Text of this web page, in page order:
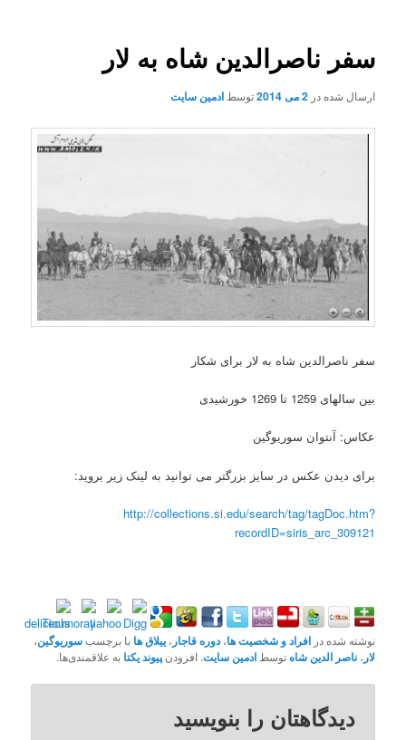
سفر ناصرالدین شاه به لار
ارسال شده در2 می 2014 توسطادمین سایت
سفر ناصرالدین شاه به لار برای شکار
بین سالهای 1259 تا 1269 خورشیدی
عکاس: آنتوان سوریوگین
برای دیدن عکس در سایز بزرگتر می توانید به لینک زیر بروید:
http://collections.si.edu/search/tag/tagDoc.htm?
recordID=siris_arc_309121
نوشته شده درافراد و شخصیت ها،دوره قاجار ،ییلاق ها با برچسبسوریوگین،
لار ،ناصر الدین شاهتوسطادمین سایت. افزودنپیوند یکتا به علاقمندی‌ها.
دیدگاهتان را بنویسید